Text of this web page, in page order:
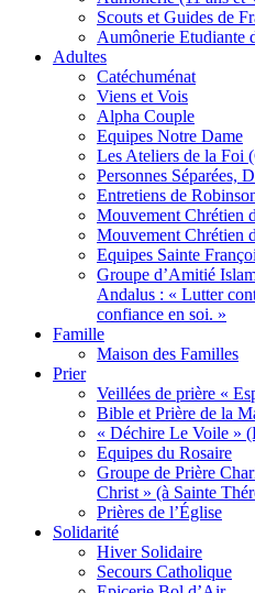
Scouts et Guides de
Aumônerie Etudiante
Adultes
Catéchuménat
Viens et Vois
Alpha Couple
Equipes Notre Dame
Les Ateliers de la Foi
Personnes Séparées,
Entretiens de
Mouvement Chrétien
Mouvement Chrétien
Equipes Sainte
Groupe d’Amitié
Andalus : « Lutter
confiance en soi. »
Famille
Maison des Familles
Prier
Veillées de prière «
Bible et Prière de la
« Déchire Le Voile »
Equipes du Rosaire
Groupe de Prière
Christ » (à Sainte
Prières de l’Église
Solidarité
Hiver Solidaire
Secours Catholique